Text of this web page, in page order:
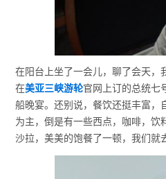
在阳台上坐了一会儿，聊了会天，
在美亚三峡游轮官网上订的总统七
船晚宴。还别说，餐饮还挺丰富，
为主，倒是有一些西点，咖啡，饮
沙拉，美美的饱餐了一顿，我们就